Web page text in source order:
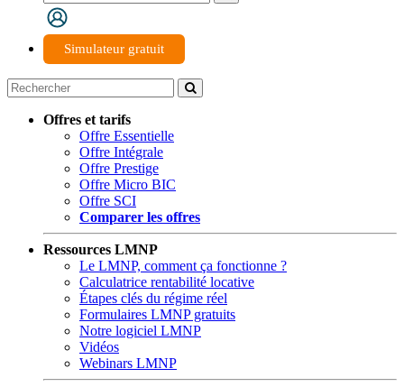
Simulateur gratuit
Offres et tarifs
Offre Essentielle
Offre Intégrale
Offre Prestige
Offre Micro BIC
Offre SCI
Comparer les offres
Ressources LMNP
Le LMNP, comment ça fonctionne ?
Calculatrice rentabilité locative
Étapes clés du régime réel
Formulaires LMNP gratuits
Notre logiciel LMNP
Vidéos
Webinars LMNP